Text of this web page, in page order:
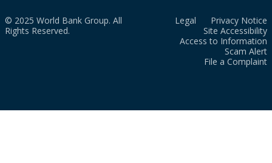
© 2025 World Bank Group. All
Rights Reserved.
Legal
Privacy Notice
Site Accessibility
Access to Information
Scam Alert
File a Complaint